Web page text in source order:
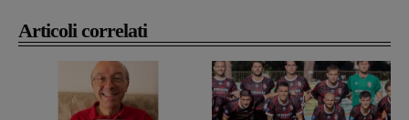
Articoli correlati